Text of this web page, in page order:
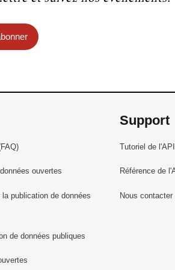
ouvertes
publication de données
de données publiques
Support
Tutoriel de l'API
Référence de
Nous contacter